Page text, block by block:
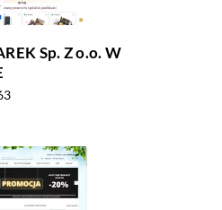
Sp. Z o.o. W